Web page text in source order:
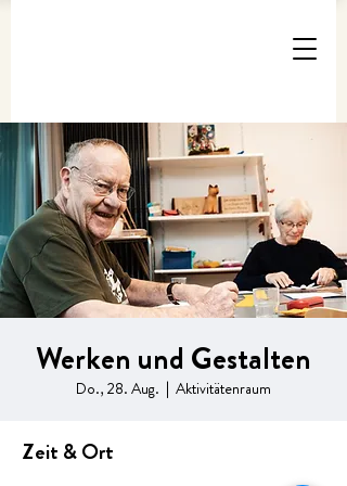
Werken und Gestalten
Do., 28. Aug.
  |
Aktivitätenraum
Zeit & Ort